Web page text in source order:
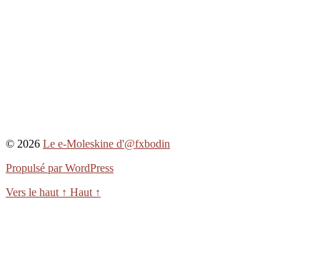
© 2026 Le e-Moleskine d'@fxbodin
Propulsé par WordPress
Vers le haut ↑ Haut ↑